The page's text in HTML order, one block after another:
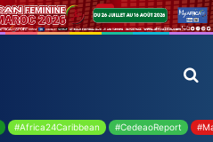
#Africa24Caribbean #CedeaoReport